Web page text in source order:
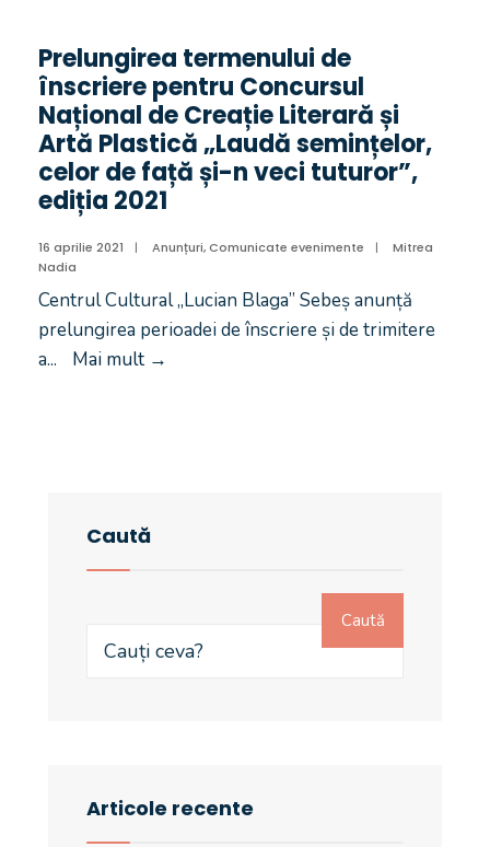
Prelungirea termenului de
înscriere pentru Concursul
Național de Creație Literară și
Artă Plastică „Laudă semințelor,
celor de față și-n veci tuturor”,
ediția 2021
16 aprilie 2021 | Anunțuri,Comunicate evenimente |
Mitrea
Nadia
Centrul Cultural „Lucian Blaga” Sebeș anunță
prelungirea perioadei de înscriere și de trimitere
a... Mai mult →
Caută
Caută
Articole recente